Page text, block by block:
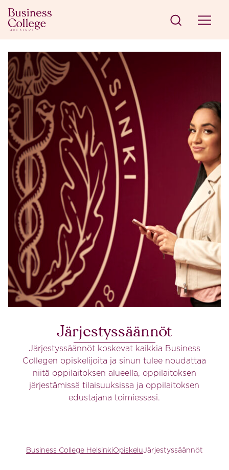
Siirry sisältöön
Business College Helsinki
Järjestyssäännöt
Järjestyssäännöt koskevat kaikkia Business
Collegen opiskelijoita ja sinun tulee noudattaa
niitä oppilaitoksen alueella, oppilaitoksen
järjestämissä tilaisuuksissa ja oppilaitoksen
edustajana toimiessasi.
Business College HelsinkiOpiskeluJärjestyssäännöt